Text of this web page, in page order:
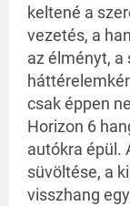
keltené a
vezetés, a
az élményt, a
csak éppen
Horizon 6
autókra épül.
süvöltése, a
visszhang